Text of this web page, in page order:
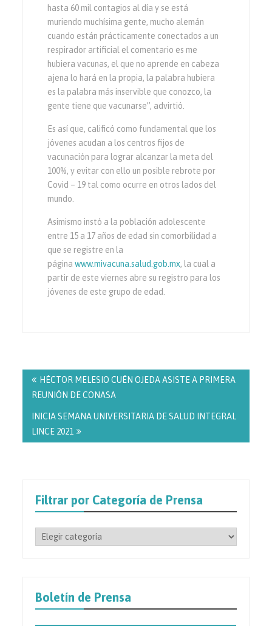
hasta 60 mil contagios al día y se está
muriendo muchísima gente, mucho alemán
cuando están prácticamente conectados a un
respirador artificial el comentario es me
hubiera vacunas, el que no aprende en cabeza
ajena lo hará en la propia, la palabra hubiera
es la palabra más inservible que conozco, la
gente tiene que vacunarse”, advirtió.
Es así que, calificó como fundamental que los
jóvenes acudan a los centros fijos de
vacunación para lograr alcanzar la meta del
100%, y evitar con ello un posible rebrote por
Covid – 19 tal como ocurre en otros lados del
mundo.
Asimismo instó a la población adolescente
entre 15 a 17 años de edad sin comorbilidad a
que se registre en la
páginawww.mivacuna.salud.gob.mx, la cual a
partir de este viernes abre su registro para los
jóvenes de este grupo de edad.
de
entradas
HÉCTOR MELESIO CUÉN OJEDA ASISTE A PRIMERA
REUNIÓN DE CONASA
INICIA SEMANA UNIVERSITARIA DE SALUD INTEGRAL
LINCE 2021
Filtrar por Categoría de Prensa
Filtrar
Prensa
Boletín de Prensa